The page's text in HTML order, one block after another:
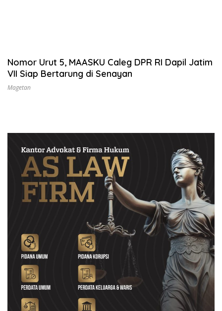
Nomor Urut 5, MAASKU Caleg DPR RI Dapil Jatim
VII Siap Bertarung di Senayan
Magetan